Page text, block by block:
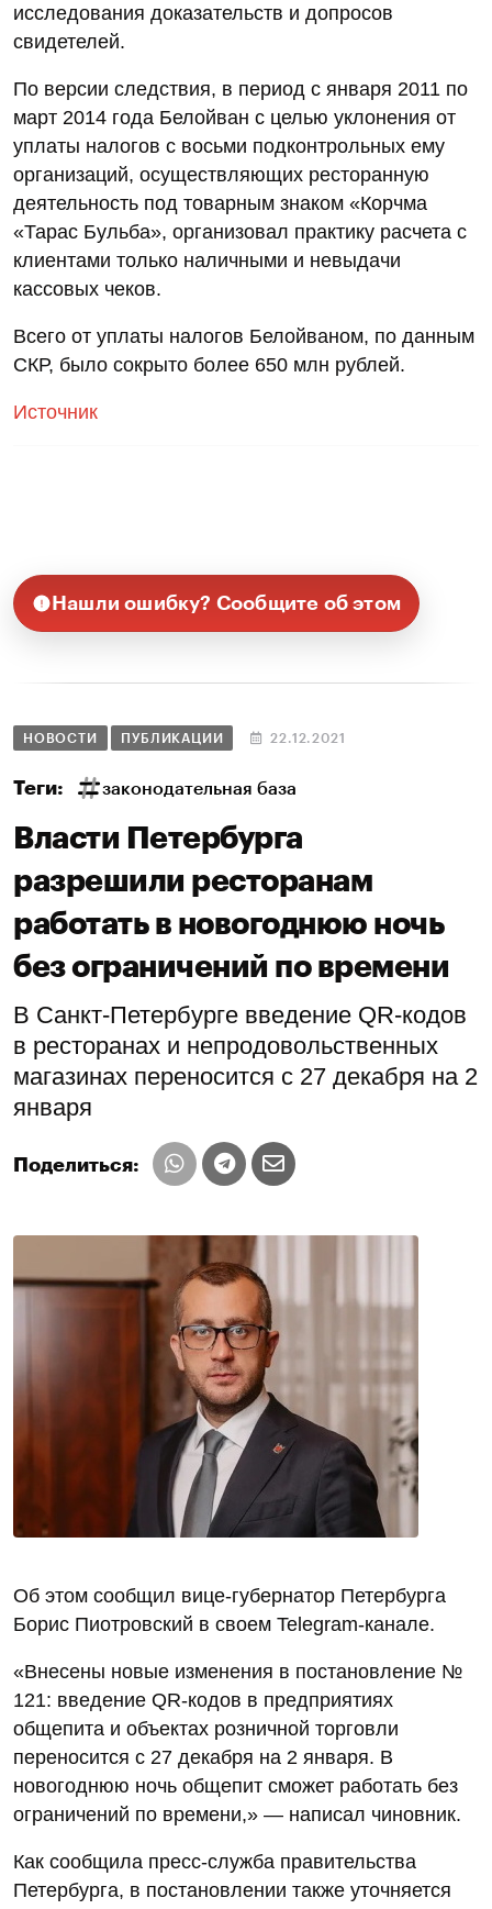
исследования доказательств и допросов
свидетелей.
По версии следствия, в период с января 2011 по
март 2014 года Белойван с целью уклонения от
уплаты налогов с восьми подконтрольных ему
организаций, осуществляющих ресторанную
деятельность под товарным знаком «Корчма
«Тарас Бульба», организовал практику расчета с
клиентами только наличными и невыдачи
кассовых чеков.
Всего от уплаты налогов Белойваном, по данным
СКР, было сокрыто более 650 млн рублей.
Источник
Нашли ошибку? Сообщите об этом
НОВОСТИ ПУБЛИКАЦИИ 22.12.2021
Теги: законодательная база
Власти Петербурга
разрешили ресторанам
работать в новогоднюю ночь
без ограничений по времени
В Санкт-Петербурге введение QR-кодов
в ресторанах и непродовольственных
магазинах переносится с 27 декабря на 2
января
Поделиться:
Об этом сообщил вице-губернатор Петербурга
Борис Пиотровский в своем Telegram-канале.
«Внесены новые изменения в постановление №
121: введение QR-кодов в предприятиях
общепита и объектах розничной торговли
переносится с 27 декабря на 2 января. В
новогоднюю ночь общепит сможет работать без
ограничений по времени,» — написал чиновник.
Как сообщила пресс-служба правительства
Петербурга, в постановлении также уточняется